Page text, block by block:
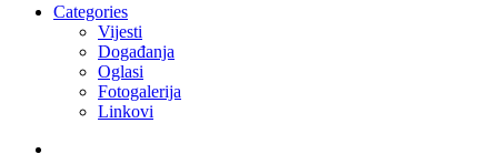
Categories
Vijesti
Događanja
Oglasi
Fotogalerija
Linkovi